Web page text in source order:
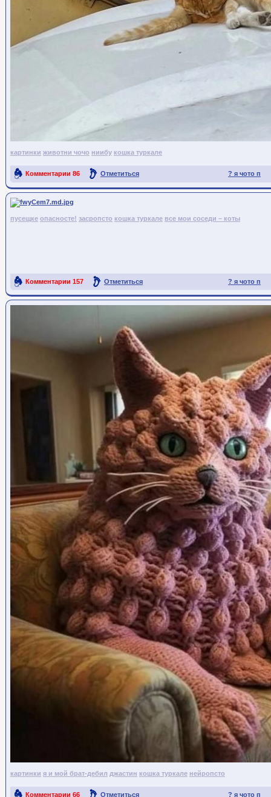
картинки животни чочо ниибу кошка туркале
? я чото п
Комментарии 86 Отметиться
Ссылка на пост
пусещке опасносте! засропсто кошка туркале все мои соседи – коты
? я чото п
Комментарии 157 Отметиться
Ссылка на пост
картинки я и мой брат-дебил джастин кошка туркале нейропсто
? я чото п
Комментарии 66 Отметиться